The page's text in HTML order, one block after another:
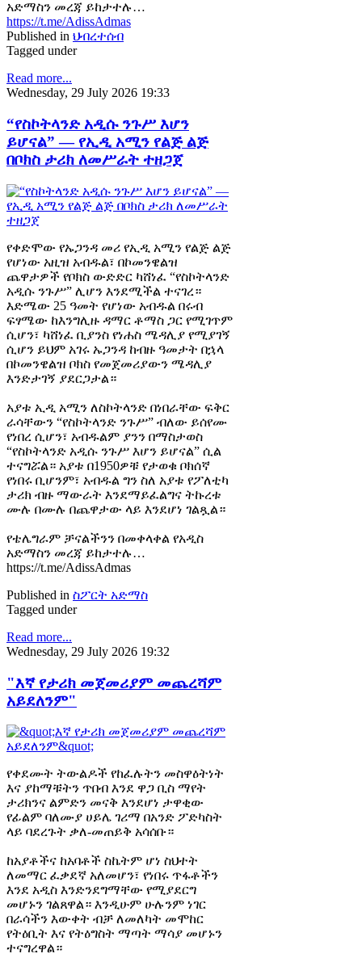
አድማስን መረጃ ይከታተሉ…
https://t.me/AdissAdmas
Published in ህብረተሰብ
Tagged under
Read more...
Wednesday, 29 July 2026 19:33
“የስኮትላንድ አዲሱ ንጉሥ እሆን
ይሆናል” — የኢዲ አሚን የልጅ ልጅ
በቦክስ ታሪክ ለመሥራት ተዘጋጀ
የቀድሞው የኡጋንዳ መሪ የኢዲ አሚን የልጅ ልጅ
የሆነው አዚዝ አብዱል፣ በኮመንዌልዝ
ጨዋታዎች የቦክስ ውድድር ካሸነፈ “የስኮትላንድ
አዲሱ ንጉሥ” ሊሆን እንደሚችል ተናገረ።
እድሜው 25 ዓመት የሆነው አብዱል በሩብ
ፍፃሜው ከእንግሊዙ ዳማር ቶማስ ጋር የሚገጥም
ሲሆን፣ ካሸነፈ ቢያንስ የነሐስ ሜዳሊያ የሚያገኝ
ሲሆን ይህም አገሩ ኡጋንዳ ከብዙ ዓመታት በኋላ
በኮመንዌልዝ ቦክስ የመጀመሪያውን ሜዳሊያ
እንድታገኝ ያደርጋታል።
አያቱ ኢዲ አሚን ለስኮትላንድ በነበራቸው ፍቅር
ራሳቸውን “የስኮትላንድ ንጉሥ” ብለው ይሰየሙ
የነበረ ሲሆን፣ አብዱልም ያንን በማስታወስ
“የስኮትላንድ አዲሱ ንጉሥ እሆን ይሆናል” ሲል
ተናግሯል። አያቱ በ1950ዎቹ የታወቁ ቦክሰኛ
የነበሩ ቢሆንም፣ አብዱል ግን ስለ አያቱ የፖለቲካ
ታሪክ ብዙ ማውራት እንደማይፈልግና ትኩረቱ
ሙሉ በሙሉ በጨዋታው ላይ እንደሆነ ገልጿል።
የቴሌግራም ቻናልችንን በመቀላቀል የአዲስ
አድማስን መረጃ ይከታተሉ…
https://t.me/AdissAdmas
Published in ስፖርት አድማስ
Tagged under
Read more...
Wednesday, 29 July 2026 19:32
"እኛ የታሪክ መጀመሪያም መጨረሻም
አይደለንም"
የቀደሙት ትውልዶች የከፈሉትን መስዋዕትነት
እና ያከማቹትን ጥበብ እንደ ዋጋ ቢስ ማየት
ታሪክንና ልምድን መናቅ እንደሆነ ታዋቂው
የፊልም ባለሙያ ሀይሌ ገሪማ በአንድ ፖድካስት
ላይ ባደረጉት ቃለ-መጠይቅ አሳሰቡ።
ከአያቶችና ከአባቶች ስኬትም ሆነ ስህተት
ለመማር ፈቃደኛ አለመሆን፣ የነበሩ ጥፋቶችን
እንደ አዲስ እንድንደግማቸው የሚያደርግ
መሆኑን ገልጸዋል። እንዲሁም ሁሉንም ነገር
በራሳችን እውቀት ብቻ ለመለካት መሞከር
የትዕቢት እና የትዕግስት ማጣት ማሳያ መሆኑን
ተናግረዋል።